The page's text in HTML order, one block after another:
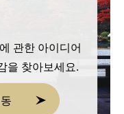
관한 아이디어
을 찾아보세요.